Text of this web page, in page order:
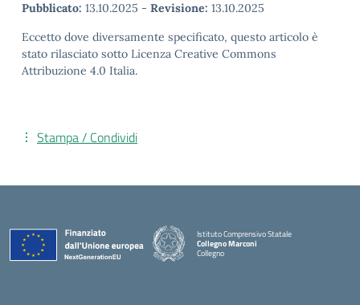
Pubblicato: 13.10.2025 - Revisione: 13.10.2025
Eccetto dove diversamente specificato, questo articolo è
stato rilasciato sotto Licenza Creative Commons
Attribuzione 4.0 Italia.
Stampa / Condividi
Istituto Comprensivo Statale
Collegno Marconi
Collegno